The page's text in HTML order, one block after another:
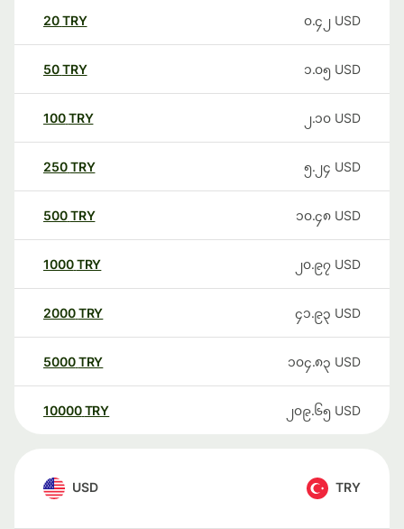
20TRY ၀.၄၂ USD
50TRY ၁.၀၅ USD
100TRY ၂.၁၀ USD
250TRY ၅.၂၄ USD
500TRY ၁၀.၄၈ USD
1000TRY ၂၀.၉၇ USD
2000TRY ၄၁.၉၃ USD
5000TRY ၁၀၄.၈၃ USD
10000 TRY ၂၀၉.၆၅ USD
USD TRY